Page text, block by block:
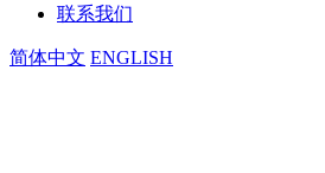
联系我们
简体中文 ENGLISH